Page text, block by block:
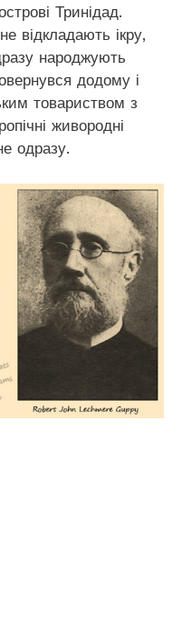
Тринідад.
відкладають ікру,
народжують
додому і
товариством з
живородні
одразу.